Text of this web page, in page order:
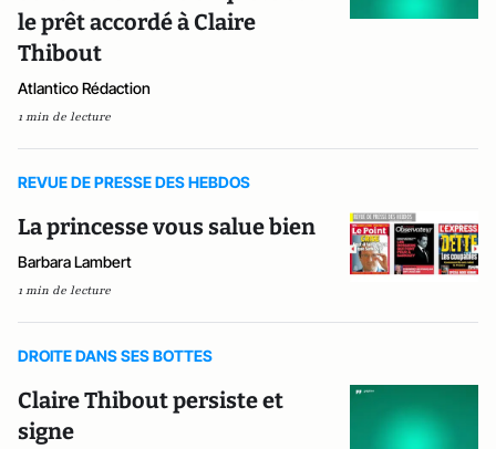
le prêt accordé à Claire
Thibout
Atlantico Rédaction
1 min de lecture
REVUE DE PRESSE DES HEBDOS
La princesse vous salue bien
Barbara Lambert
1 min de lecture
DROITE DANS SES BOTTES
Claire Thibout persiste et
signe